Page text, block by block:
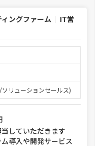
ングファーム｜ IT営
リューションセールス)
していただきます
導入や開発サービス